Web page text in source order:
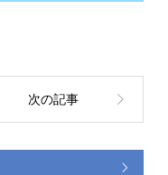
次の記事